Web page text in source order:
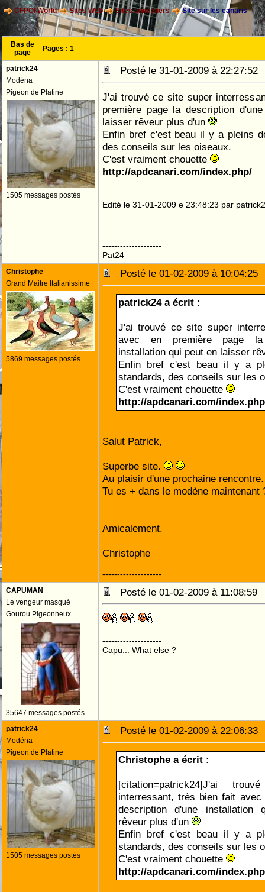
CFPOI World Sites Web Sites animaliers Site sur les canaris
Bas de
page
Pages : 1
patrick24
Modéna
Pigeon de Platine
1505 messages postés
Posté le 31-01-2009 à
J'ai trouvé ce site super
première page la description
laisser rêveur plus d'un
Enfin bref c'est beau il y a pleins
des conseils sur les oiseaux.
C'est vraiment chouette
http://apdcanari.com/index.php/
Edité le 31-01-2009 e 23:48:23 par
--------------------
Pat24
Christophe
Grand Maitre Italianissime
5869 messages postés
Posté le 01-02-2009 à
patrick24 a écrit :
J'ai trouvé ce site super
avec en première page la
installation qui peut en laisser
Enfin bref c'est beau il y a
standards, des conseils sur les
C'est vraiment chouette
http://apdcanari.com/
Salut Patrick,
Superbe site.
Au plaisir d'une prochaine rencontre.
Tu es + dans le modène maintenant
Amicalement.
Christophe
--------------------
CAPUMAN
Le vengeur masqué
Gourou Pigeonneux
35647 messages postés
Posté le 01-02-2009 à
--------------------
Capu... What else ?
patrick24
Modéna
Pigeon de Platine
1505 messages postés
Posté le 01-02-2009 à
Christophe a écrit :
[citation=patrick24]J'ai
interressant, très bien fait
description d'une
rêveur plus d'un
Enfin bref c'est beau il y a
standards, des conseils sur les
C'est vraiment chouette
http://apdcanari.com/